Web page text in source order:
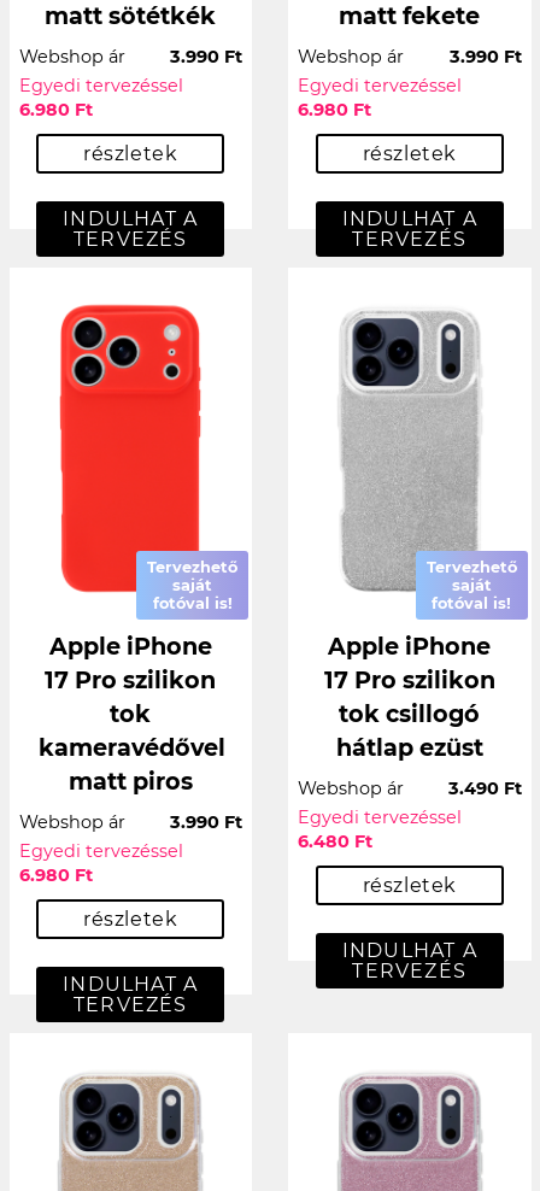
matt sötétkék
Webshop ár
3.990 Ft
Egyedi tervezéssel
6.980 Ft
részletek
INDULHAT A
TERVEZÉS
matt fekete
Webshop ár
3.990 Ft
Egyedi tervezéssel
6.980 Ft
részletek
INDULHAT A
TERVEZÉS
Tervezhető
saját
fotóval is!
Apple iPhone
17 Pro szilikon
tok
kameravédővel
matt piros
Webshop ár
3.990 Ft
Egyedi tervezéssel
6.980 Ft
részletek
INDULHAT A
TERVEZÉS
Tervezhető
saját
fotóval is!
Apple iPhone
17 Pro szilikon
tok csillogó
hátlap ezüst
Webshop ár
3.490 Ft
Egyedi tervezéssel
6.480 Ft
részletek
INDULHAT A
TERVEZÉS